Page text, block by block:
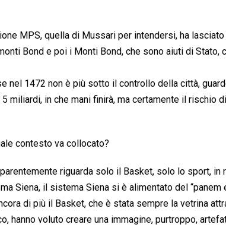
MPS, quella di Mussari per intendersi, ha
Bond e poi i Monti Bond, che sono aiuti di Stato,
nel 1472 non è più sotto il controllo della città,
miliardi, in che mani finirà, ma certamente il rischio
contesto va collocato?
riguarda solo il Basket, solo lo sport,
Siena, il sistema Siena si è alimentato del
di più il Basket, che è stata sempre la vetrina
hanno voluto creare una immagine, purtroppo,